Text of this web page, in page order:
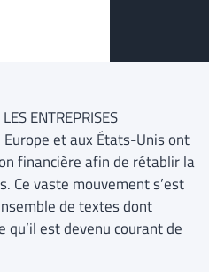
ENTREPRISES
Europe et aux États-Unis ont
financière afin de rétablir la
Ce vaste mouvement s’est
de textes dont
est devenu courant de